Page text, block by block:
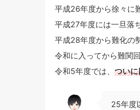
平成26年度から徐々に
平成27年度には一旦落
平成28年度から難化の
令和に入ってから難関
令和5年度では、 つい
25年度